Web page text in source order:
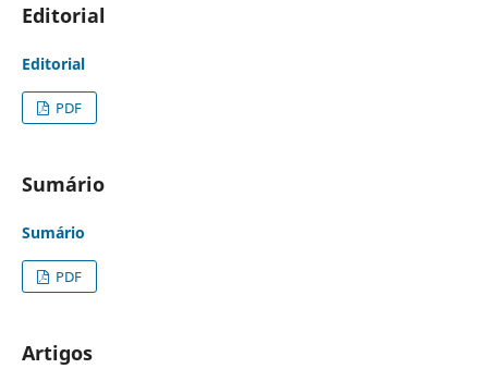
Editorial
Editorial
PDF
Sumário
Sumário
PDF
Artigos